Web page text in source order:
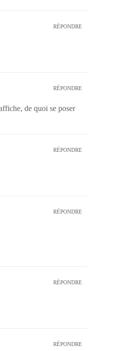
RÉPONDRE
RÉPONDRE
de quoi se poser
RÉPONDRE
RÉPONDRE
RÉPONDRE
RÉPONDRE